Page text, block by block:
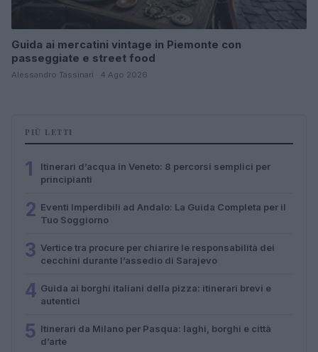
Guida ai mercatini vintage in Piemonte con
passeggiate e street food
Alessandro Tassinari · 4 Ago 2026
PIÙ LETTI
1
Itinerari d’acqua in Veneto: 8 percorsi semplici per
principianti
2 Eventi Imperdibili ad Andalo: La Guida Completa per il
Tuo Soggiorno
3 Vertice tra procure per chiarire le responsabilità dei
cecchini durante l’assedio di Sarajevo
4 Guida ai borghi italiani della pizza: itinerari brevi e
autentici
5 Itinerari da Milano per Pasqua: laghi, borghi e città
d’arte